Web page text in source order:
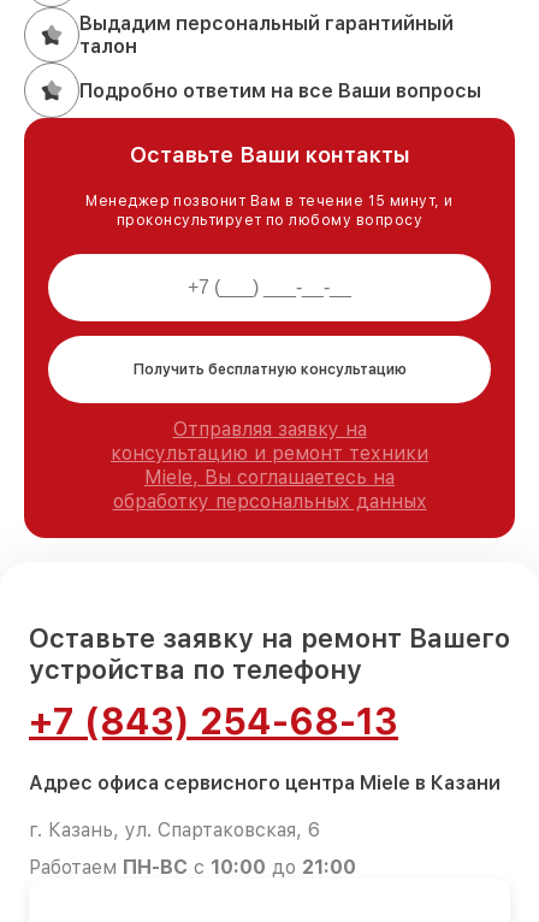
Выдадим персональный гарантийный
талон
Подробно ответим на все Ваши вопросы
Оставьте Ваши контакты
Менеджер позвонит Вам в течение 15 минут, и
проконсультирует по любому вопросу
Получить бесплатную консультацию
Отправляя заявку на
консультацию и ремонт техники
Miele, Вы соглашаетесь на
обработку персональных данных
Оставьте заявку на ремонт Вашего
устройства по телефону
+7 (843) 254-68-13
Адрес офиса сервисного центра Miele в Казани
г. Казань, ул. Спартаковская, 6
Работаем ПН-ВС с 10:00 до 21:00